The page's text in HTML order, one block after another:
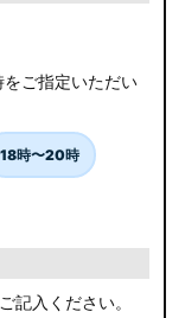
をご指定いただい
18時〜20時
記入ください。